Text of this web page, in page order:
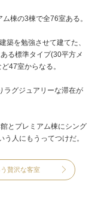
棟の3棟で全76室ある。
を勉強させて建てた、
る標準タイプ(30平方メ
47室からなる。
グジュアリーな滞在が
とプレミアム棟にシング
人にもうってつけだ。
贅沢な客室